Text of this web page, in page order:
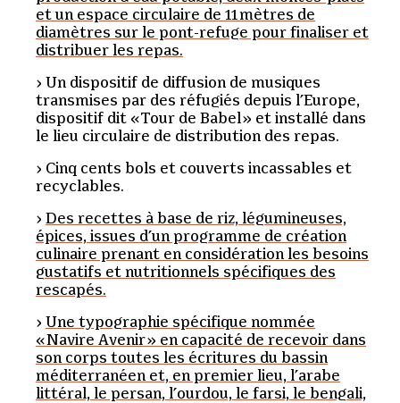
et un espace circulaire de 11 mètres de
diamètres sur le pont-refuge pour finaliser et
distribuer les repas.
Un dispositif de diffusion de musiques
transmises par des réfugiés depuis l’Europe,
dispositif dit « Tour de Babel » et installé dans
le lieu circulaire de distribution des repas.
Cinq cents bols et couverts incassables et
recyclables.
Des recettes à base de riz, légumineuses,
épices, issues d’un programme de création
culinaire prenant en considération les besoins
gustatifs et nutritionnels spécifiques des
rescapés.
Une typographie spécifique nommée
« Navire Avenir » en capacité de recevoir dans
son corps toutes les écritures du bassin
méditerranéen et, en premier lieu, l’arabe
littéral, le persan, l’ourdou, le farsi, le bengali,